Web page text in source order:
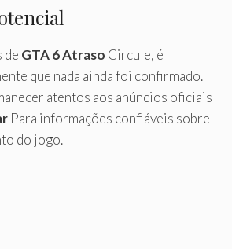
de GTA 6 Atraso Circule, é
que nada ainda foi confirmado.
atentos aos anúncios oficiais
Para informações confiáveis sobre
do jogo.